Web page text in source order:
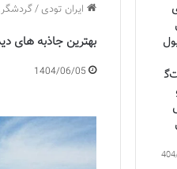
ایران تودی /
بهترین جاذبه های
1404/06/05